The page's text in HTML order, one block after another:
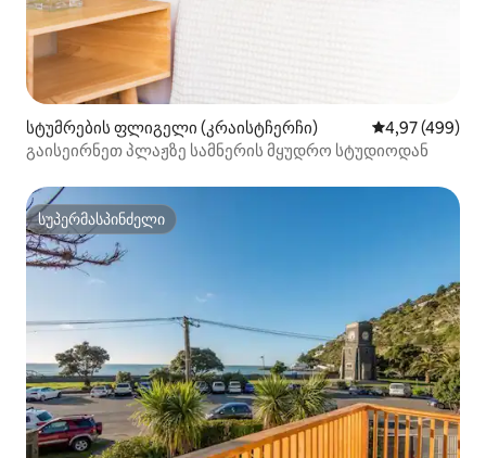
სტუმრების ფლიგელი (კრაისტჩერჩი) საშუალო
4,97 (499)
გაისეირნეთ პლაჟზე სამნერის მყუდრო სტუდიოდან
სუპერმასპინძელი
სუპერმასპინძელი